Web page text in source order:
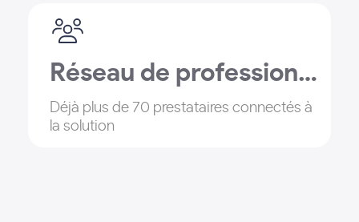
Réseau de professionnels
Déjà plus de 70 prestataires connectés à
la solution